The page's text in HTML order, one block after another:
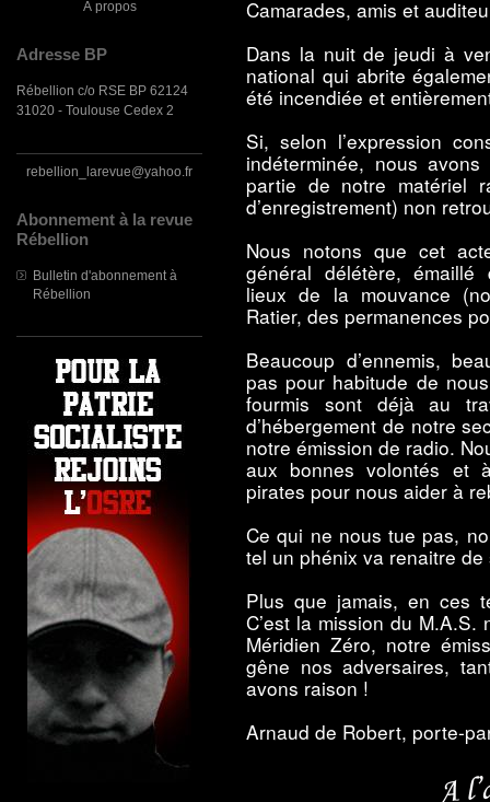
À propos
Adresse BP
Rébellion c/o RSE BP 62124
31020 - Toulouse Cedex 2
rebellion_larevue@yahoo.fr
Abonnement à la revue
Rébellion
Bulletin d'abonnement à
Rébellion
Camarades, amis et
Dans la nuit de jeudi à
national qui abrite
été incendiée et
Si, selon l’expression
indéterminée, nous
partie de notre matériel
d’enregistrement) non
Nous notons que cet
général délétère,
lieux de la mouvance
Ratier, des permanences
Beaucoup d’ennemis,
pas pour habitude de
fourmis sont déjà au
d’hébergement de notre
notre émission de radio.
aux bonnes volontés et
pirates pour nous aider à
Ce qui ne nous tue pas,
tel un phénix va renaitre
Plus que jamais, en ces
C’est la mission du
Méridien Zéro, notre
gêne nos adversaires,
avons raison !
Arnaud de Robert, porte-